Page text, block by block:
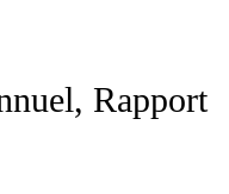
Rapport